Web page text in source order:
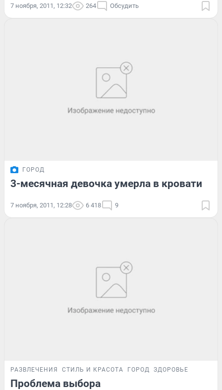
7 ноября, 2011, 12:32 264 Обсудить
ГОРОД
3-месячная девочка умерла в кровати
7 ноября, 2011, 12:28 6 418 9
РАЗВЛЕЧЕНИЯ СТИЛЬ И КРАСОТА ГОРОД ЗДОРОВЬЕ
Проблема выбора